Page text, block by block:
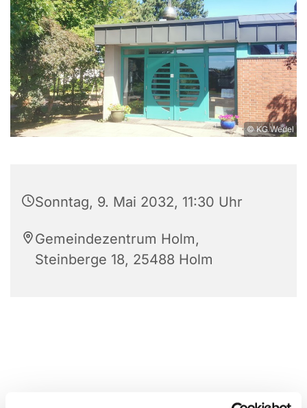
© KG Wedel
Sonntag, 9. Mai 2032, 11:30 Uhr
Gemeindezentrum Holm,
Steinberge 18, 25488 Holm